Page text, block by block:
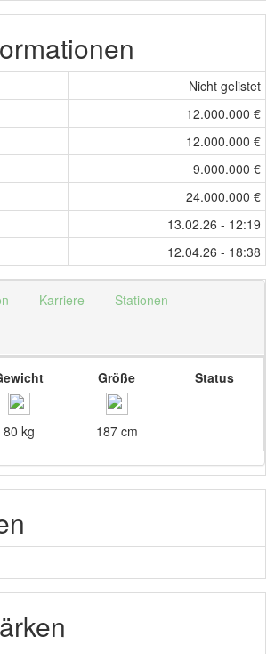
Nicht gelistet
12.000.000 €
12.000.000 €
9.000.000 €
24.000.000 €
13.02.26 - 12:19
12.04.26 - 18:38
Karriere Stationen
80 kg
Größe
187 cm
Status